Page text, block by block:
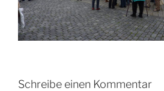
Schreibe einen Kommentar